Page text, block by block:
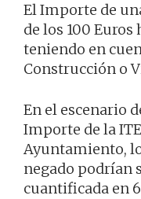
El Importe de
de los 100 Euros
teniendo en
Construcción o
En el escenario
Importe de la
Ayuntamiento,
negado podrían
cuantificada en